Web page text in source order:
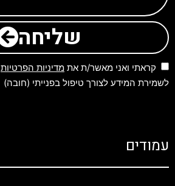
שליחה
קראתי ואני מאשר/ת את מדיניות הפרטיות
לשמירת המידע לצורך טיפול בפנייתי (חובה)
עמודים